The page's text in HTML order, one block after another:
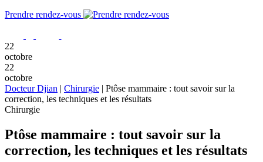
Prendre rendez-vous
22
octobre
22
octobre
Docteur Djian | Chirurgie | Ptôse mammaire : tout savoir sur la
correction, les techniques et les résultats
Chirurgie
Ptôse mammaire : tout savoir sur la
correction, les techniques et les résultats